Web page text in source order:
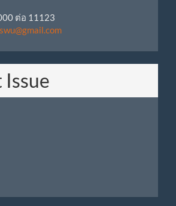
ต่อ 11123